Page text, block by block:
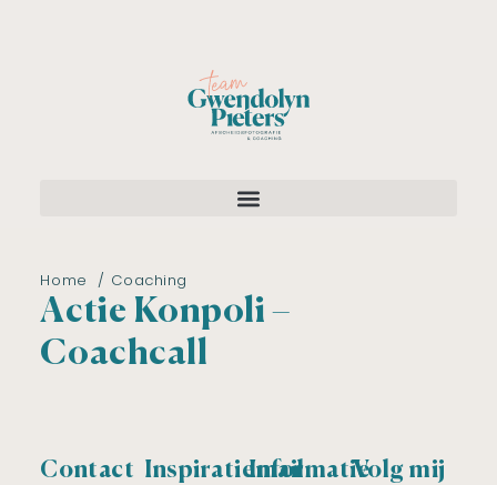
Home Coaching
Actie Konpoli –
Coachcall
Contact InspiratiemailInformatieVolg mij